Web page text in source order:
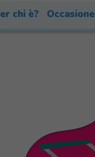
chi è? Occasione